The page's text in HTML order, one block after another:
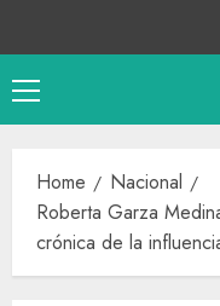
Home
Nacional
Roberta Garza
crónica de la